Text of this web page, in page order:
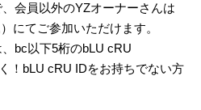
会員以外のYZオーナーさんは
にてご参加いただけます。
bc以下5桁のbLU cRU
！bLU cRU IDをお持ちでない方